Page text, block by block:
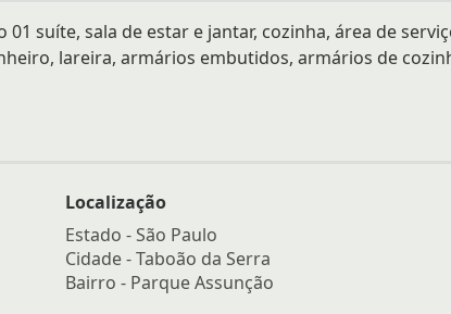
suíte, sala de estar e jantar, cozinha, área de
lareira, armários embutidos, armários de
Localização
Estado -São Paulo
Cidade -Taboão da Serra
Bairro - Parque Assunção